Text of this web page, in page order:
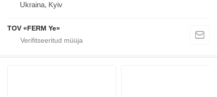
Ukraina, Kyiv
TOV «FERM Ye»